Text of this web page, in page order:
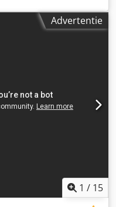
TW01100392
4 Aandrijving: Wiel
CE-markering: ja Staat
staat: zeer goed
Advertentie
1 / 15